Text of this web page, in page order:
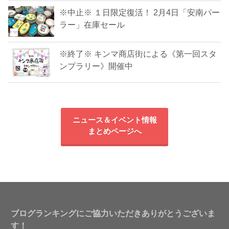
※中止※ １日限定復活！ 2月4日「安南パー
ラー」在庫セール
※終了※ キンマ商店街による《第一回スタ
ンプラリー》開催中
ニュース＆イベント情報
まとめページへ
ブログランキングにご協力いただきありがとうございま
す！